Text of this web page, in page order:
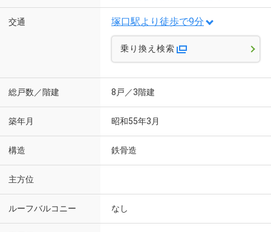
交通 塚口駅より徒歩で9分
乗り換え検索
総戸数／階建 8戸／3階建
築年月 昭和55年3月
構造 鉄骨造
主方位
ルーフバルコニー なし